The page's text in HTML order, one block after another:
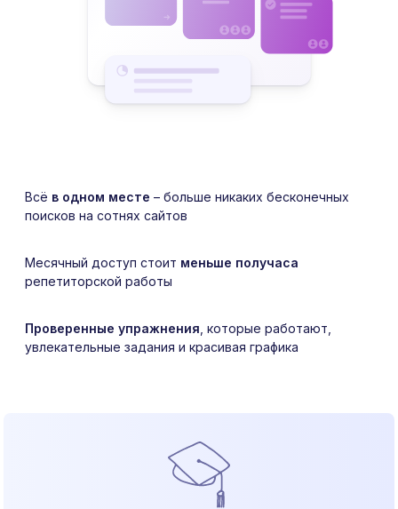
Всё в одном месте – больше никаких бесконечных
поисков на сотнях сайтов
Месячный доступ стоит меньше получаса
репетиторской работы
Проверенные упражнения , которые работают,
увлекательные задания и красивая графика